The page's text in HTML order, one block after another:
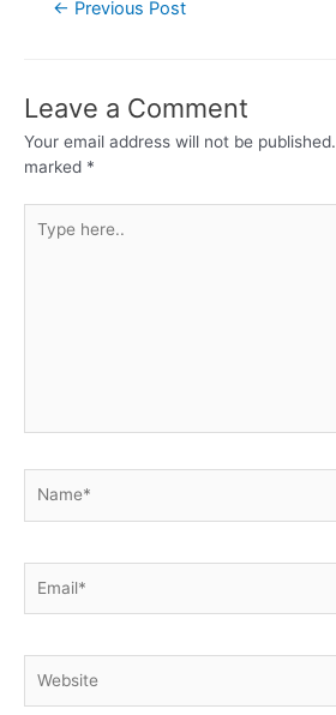
← Previous Post
Leave a Comment
Your email address will not be published.
marked *